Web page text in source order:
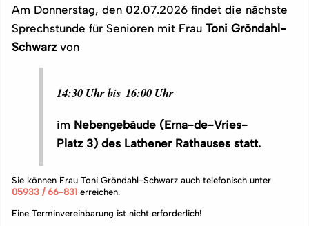
Am Donnerstag, den 02.07.2026 findet die nächste
Sprechstunde für Senioren mit Frau Toni Gröndahl-
Schwarz von
14:30 Uhr bis 16:00 Uhr
im Nebengebäude (Erna-de-Vries-
Platz 3) des Lathener Rathauses statt.
Sie können Frau Toni Gröndahl-Schwarz auch telefonisch unter
05933 / 66-831 erreichen.
Eine Terminvereinbarung ist nicht erforderlich!